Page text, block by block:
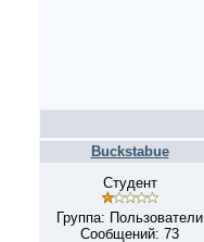
Buckstabue
Студент
Группа: Пользователи
Сообщений: 73